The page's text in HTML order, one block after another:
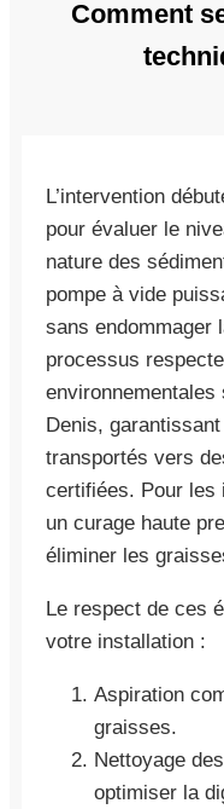
Comment
L’intervention
pour évaluer le
nature des
pompe à vide
sans endommager
processus
Denis,
transportés vers
certifiées. Pour les
un curage haute
éliminer les
Le respect de ces
votre installation :
Aspiration
graisses.
Nettoyage
optimiser la